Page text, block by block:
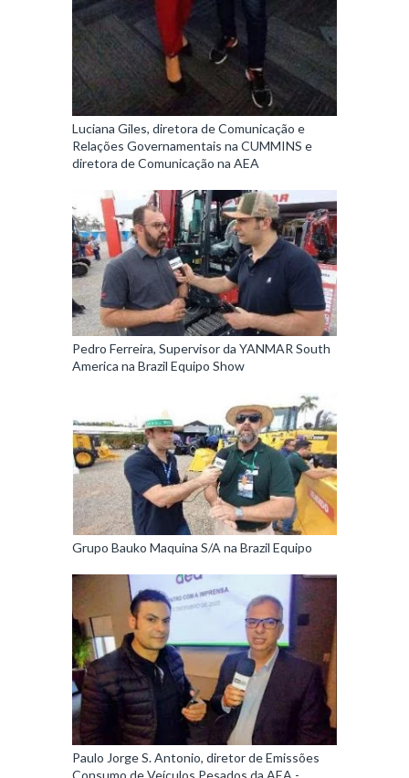
Luciana Giles, diretora de Comunicação e
Relações Governamentais na CUMMINS e
diretora de Comunicação na AEA
Pedro Ferreira, Supervisor da YANMAR South
America na Brazil Equipo Show
Grupo Bauko Maquina S/A na Brazil Equipo
Paulo Jorge S. Antonio, diretor de Emissões
Consumo de Veículos Pesados da AEA -